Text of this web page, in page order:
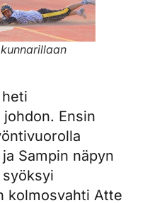
Ensin
Sampin näpyn
syöksyi
kolmosvahti Atte